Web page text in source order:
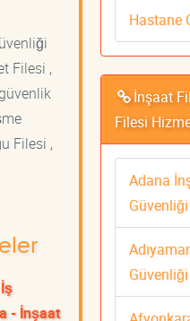
Filesi ,
Filesi ,
- İnşaat
Hastane
İnşaat
Filesi
Adana